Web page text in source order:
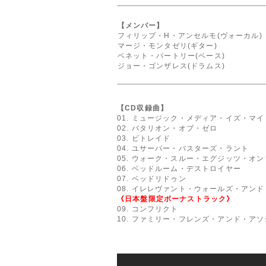
【メンバー】
フィリップ・H・アンセルモ(ヴォーカル)
マージ・モンタゼリ(ギター)
ベネット・バートリー(ベース)
ジョー・ゴンザレス(ドラムス)
【CD収録曲】
01. ミュージック・メディア・イズ・マイ
02. バタリオン・オブ・ゼロ
03. ビトレイド
04. ユサーパー・バスターズ・ラント
05. ウォーク・スルー・エグジッツ・オン
06. ベッドルーム・デストロイヤー
07. ベッドリドゥン
08. イレレヴァント・ウォールズ・アン
《日本盤限定ボーナストラック》
09. コンフリクト
10. ファミリー・フレンズ・アンド・アソ